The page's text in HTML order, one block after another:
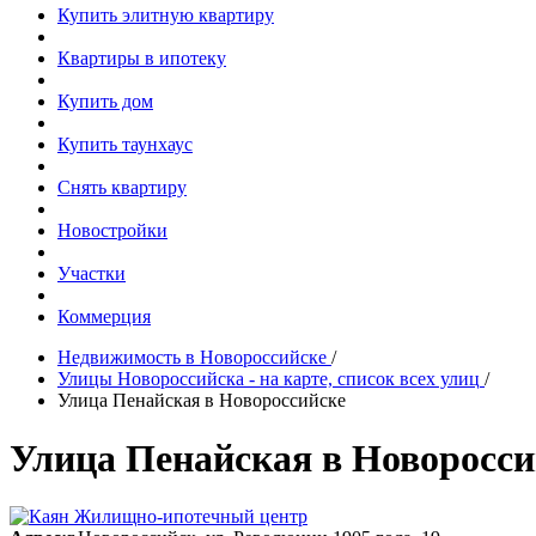
Купить элитную квартиру
Квартиры в ипотеку
Купить дом
Купить таунхаус
Снять квартиру
Новостройки
Участки
Коммерция
Недвижимость в Новороссийске /
Улицы Новороссийска - на карте, список всех улиц /
Улица Пенайская в Новороссийске
Улица Пенайская в